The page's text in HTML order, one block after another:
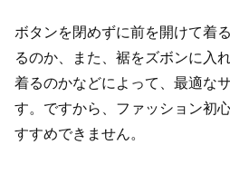
ボタンを閉めずに前を開けて着
るのか、また、裾をズボンに入
着るのかなどによって、最適な
す。ですから、ファッション初
すすめできません。